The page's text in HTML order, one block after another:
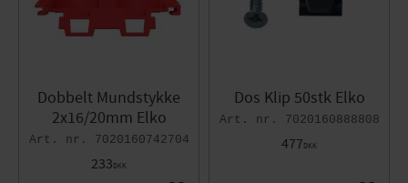
Dobbelt Mundstykke
2x16/20mm Elko
7020160742704
233DKK
Dos Klip 50stk Elko
7020160888808
477DKK